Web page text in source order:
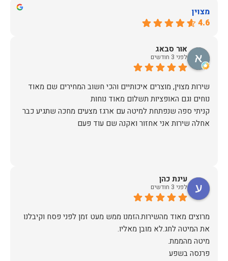
מצוין
4.6
אור סבאג
לפני 3 חודשים
שירות מצוין, מוצרים איכותיים והכי חשוב המחירים שם מאוד
קניתי ספה שנפתחת למיטה עם ארגז מצעים מחכה שתגיע כבר
אחלה שירות אני אחזור ואקנה שם עוד פעם
עינת כהן
לפני 3 חודשים
מרוצים מאוד מהשירות.הזמנו ממש מעט זמן לפני פסח וקיבלנו
פרנסה בשפע